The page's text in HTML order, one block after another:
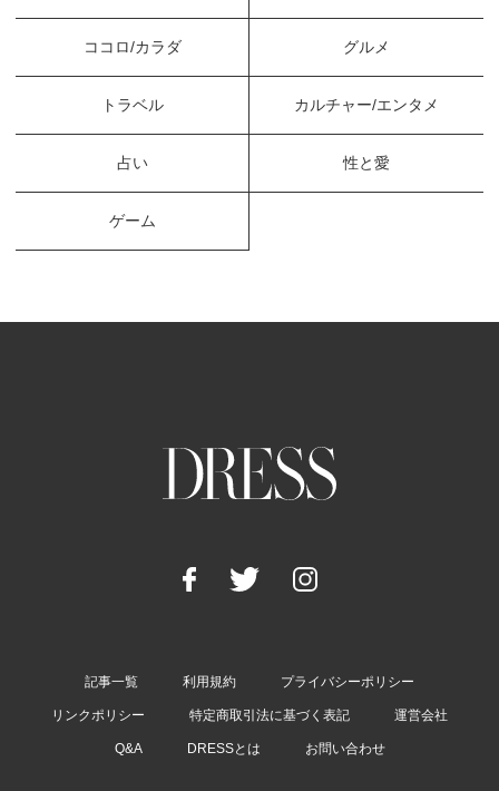
ココロ/カラダ グルメ
トラベル カルチャー/エンタメ
占い 性と愛
ゲーム
記事一覧 利用規約 プライバシーポリシー
リンクポリシー 特定商取引法に基づく表記 運営会社
Q&A DRESSとは お問い合わせ